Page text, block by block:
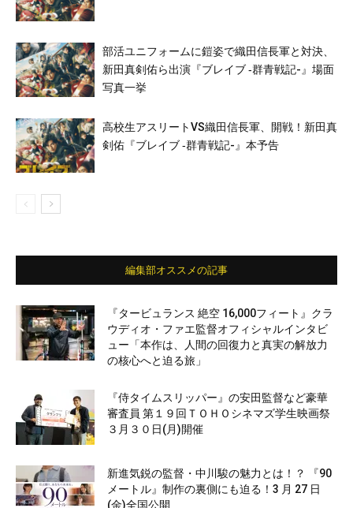
部活ユニフォームに鎧姿で織田信長軍と対決、
新田真剣佑ら出演『ブレイブ ‐群青戦記-』場面
写真一挙
高校生アスリートVS織田信長軍、開戦！新田真
剣佑『ブレイブ ‐群青戦記-』本予告
編集部オススメの記事
『タービュランス 絶空 16,000フィート』クラ
ウディオ・ファエ監督オフィシャルインタビ
ュー「本作は、人間の回復力と真実の解放力
の核心へと迫る旅」
『侍タイムスリッパー』の安田監督など豪華
審査員 第１９回ＴＯＨＯシネマズ学生映画祭
３月３０日(月)開催
新進気鋭の監督・中川駿の魅力とは！？ 『90
メートル』制作の裏側にも迫る！3 月 27 日
(金)全国公開